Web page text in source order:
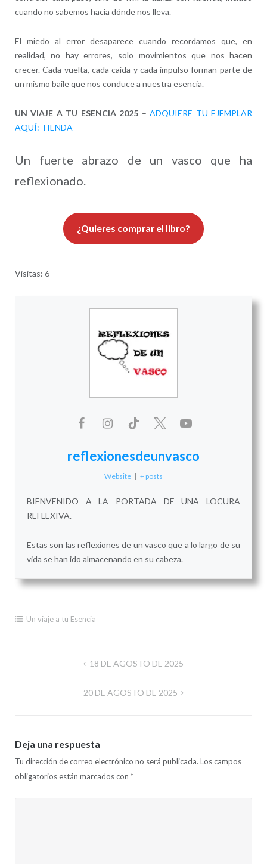
cuando no sabemos hacia dónde nos lleva.
El miedo al error desaparece cuando recordamos que, en
realidad, no hay errores, solo movimientos que nos hacen
crecer. Cada vuelta, cada caída y cada impulso forman parte de
un mismo baile que nos conduce a nuestra esencia.
UN VIAJE A TU ESENCIA 2025 –ADQUIERE TU EJEMPLAR
AQUÍ: TIENDA
Un fuerte abrazo de un vasco que ha
reflexionado.
¿Quieres comprar el libro?
Visitas: 6
reflexionesdeunvasco
Website | + posts
BIENVENIDO A LA PORTADA DE UNA LOCURA
REFLEXIVA.
Estas son las reflexiones de un vasco que a lo largo de su
vida se han ido almacenando en su cabeza.
Un viaje a tu Esencia
Navegación 18 DE AGOSTO DE 2025
20 DE AGOSTO DE 2025
Deja una respuesta
Tu dirección de correo electrónico no será publicada. Los campos
obligatorios están marcados con *